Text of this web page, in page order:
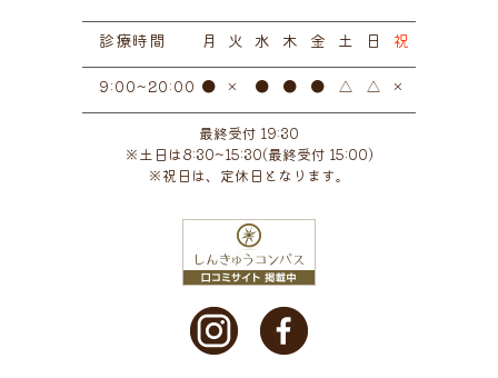
2022年3月
(3)
2022年1月
(1)
2021年11月(1)
2021年10月(2)
2021年7月
2021年4月(1)
2021年3月(2)
2021年2月(1)
診療時間 月 火 水 木 金 土 日 祝
9:00~20:00 ● × ● ● ● △ △ ×
最終受付 19:30
※土日は8:30~15:30(最終受付 15:00)
※祝日は、定休日となります。